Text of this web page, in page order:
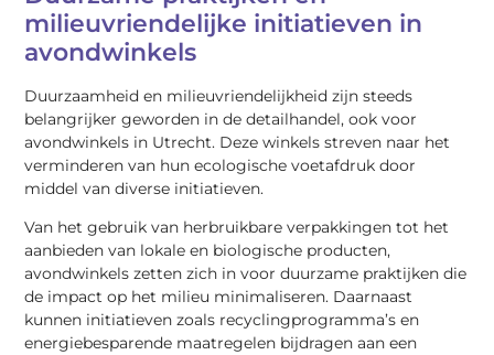
milieuvriendelijke initiatieven in
avondwinkels
Duurzaamheid en milieuvriendelijkheid zijn steeds
belangrijker geworden in de detailhandel, ook voor
avondwinkels in Utrecht. Deze winkels streven naar het
verminderen van hun ecologische voetafdruk door
middel van diverse initiatieven.
Van het gebruik van herbruikbare verpakkingen tot het
aanbieden van lokale en biologische producten,
avondwinkels zetten zich in voor duurzame praktijken die
de impact op het milieu minimaliseren. Daarnaast
kunnen initiatieven zoals recyclingprogramma’s en
energiebesparende maatregelen bijdragen aan een